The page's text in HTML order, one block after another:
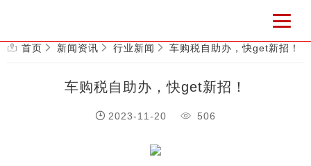
首页 新闻资讯 行业新闻 车购税自助办，快get新招！
车购税自助办，快get新招！
2023-11-20 506